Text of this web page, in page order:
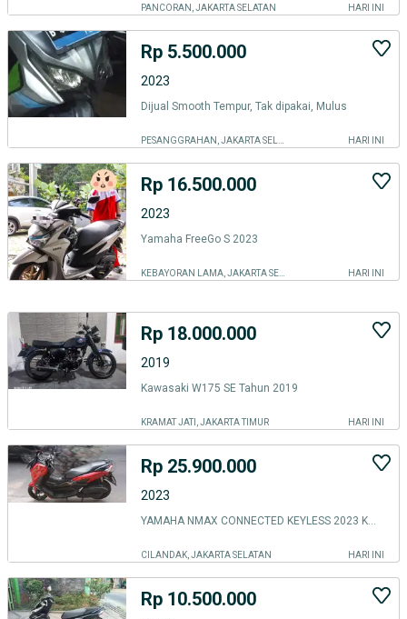
PANCORAN, JAKARTA SELATAN HARI INI
Rp 5.500.000
2023
Dijual Smooth Tempur, Tak dipakai, Mulus
HARI INI
Rp 16.500.000
2023
Yamaha FreeGo S 2023
HARI INI
Rp 18.000.000
2019
Kawasaki W175 SE Tahun 2019
KRAMAT JATI, JAKARTA TIMUR HARI INI
Rp 25.900.000
2023
YAMAHA NMAX CONNECTED KEYLESS 2023 KM8RB LIKE NEW
CILANDAK, JAKARTA SELATAN HARI INI
Rp 10.500.000